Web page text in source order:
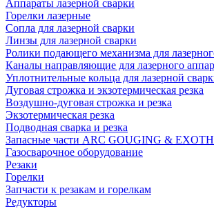
Аппараты лазерной сварки
Горелки лазерные
Сопла для лазерной сварки
Линзы для лазерной сварки
Ролики подающего механизма для
Каналы направляющие для лазерного
Уплотнительные кольца для лазерной
Дуговая строжка и экзотермическая резка
Воздушно-дуговая строжка и резка
Экзотермическая резка
Подводная сварка и резка
Запасные части ARC GOUGING &
Газосварочное оборудование
Резаки
Горелки
Запчасти к резакам и горелкам
Редукторы